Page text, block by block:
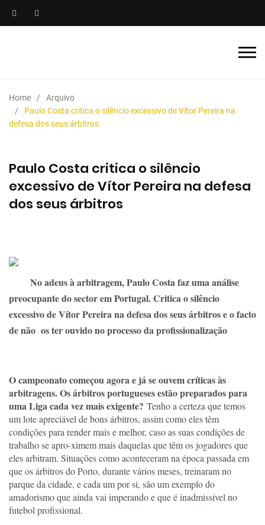
Home
Arquivo
Paulo Costa critica o silêncio excessivo de Vítor Pereira na
defesa dos seus árbitros
Paulo Costa critica o silêncio
excessivo de Vítor Pereira na defesa
dos seus árbitros
No adeus à arbitragem, Paulo Costa faz uma análise
preocupante do sector em Portugal. Critica o silêncio
excessivo de Vítor Pereira na defesa dos seus árbitros e o facto
de não os ter ouvido no processo da profissionalização
O campeonato começou agora e já se ouvem críticas às
arbitragens. Os árbitros portugueses estão preparados para
uma Liga cada vez mais exigente? Tenho a certeza que temos
um lote apreciável de bons árbitros, assim como eles têm
condições para render mais e melhor, caso as suas condições de
trabalho se apro-ximem mais daquelas que têm os jogadores que
eles arbitram. Situações como aconteceram na época passada em
que os árbitros do Porto, durante vários meses, treinaram no
parque da cidade, e cada um por si, são um exemplo do
amadorismo que ainda vai imperando e que é inadmissível no
futebol profissional.